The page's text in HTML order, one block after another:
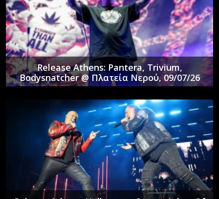
Release Athens: Pantera, Trivium,
Bodysnatcher @ Πλατεία Νερού, 09/07/26